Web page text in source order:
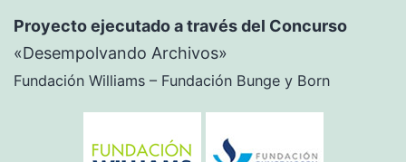
Proyecto ejecutado a través del Concurso
«Desempolvando Archivos»
Fundación Williams – Fundación Bunge y Born